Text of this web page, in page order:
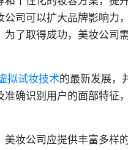
司可以扩大品牌影响力
了取得成功，美妆公司
拟试妆技术的最新发展，
确识别用户的面部特征
妆公司应提供丰富多样